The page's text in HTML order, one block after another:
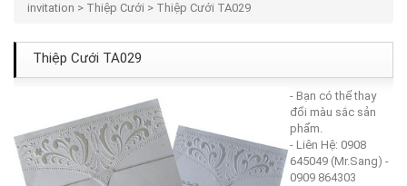
invitation > Thiệp Cưới > Thiệp Cưới TA029
Thiệp Cưới TA029
- Bạn có thể thay
đổi màu sắc sản
phẩm.
- Liên Hệ: 0908
645049 (Mr.Sang) -
0909 864303